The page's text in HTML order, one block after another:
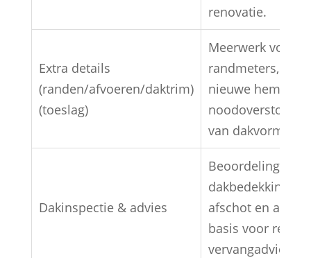
renovatie.
Extra details
(randen/afvoeren/daktrim)
(toeslag)
Meerwerk voor
randmeters,
nieuwe
noodoverstort;
van dakvorm en
Dakinspectie & advies
Beoordeling van
dakbedekking,
afschot en
basis voor
vervangadvies.